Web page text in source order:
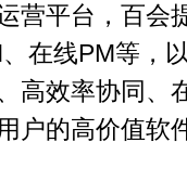
营平台，百会
在线PM等，
高效率协同、
户的高价值软